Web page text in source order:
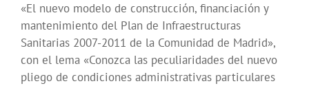
«El nuevo modelo de construcción, financiación y
mantenimiento del Plan de Infraestructuras
Sanitarias 2007-2011 de la Comunidad de Madrid»,
con el lema «Conozca las peculiaridades del nuevo
pliego de condiciones administrativas particulares